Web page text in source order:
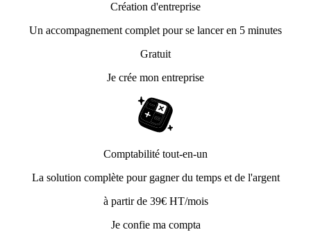
Création d'entreprise
Un accompagnement complet pour se lancer en 5 minutes
Gratuit
Je crée mon entreprise
Comptabilité tout-en-un
La solution complète pour gagner du temps et de l'argent
à partir de 39€ HT/mois
Je confie ma compta